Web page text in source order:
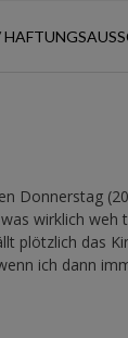
Donnerstag
wirklich
plötzlich das
ich dann